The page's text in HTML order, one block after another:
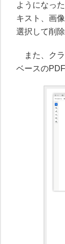
ようになっ
キスト、画
選択して削除
また、クラ
ベースの